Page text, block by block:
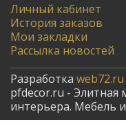
Личный кабинет
История заказов
Мои закладки
Рассылка новостей
Разработка web72.ru
pfdecor.ru - Элитная
интерьера. Мебель